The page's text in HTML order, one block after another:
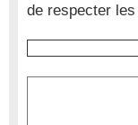
de respecter